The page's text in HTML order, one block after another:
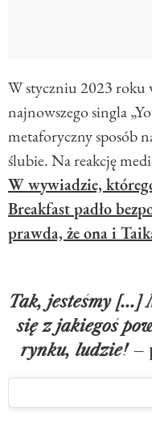
W styczniu 2023 roku
najnowszego singla
metaforyczny sposób
ślubie. Na reakcję
W wywiadzie,
Breakfast padło
prawda, że ona i
Tak, jesteśmy [...]
się z jakiegoś
rynku, ludzie! –